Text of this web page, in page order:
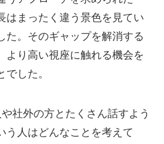
はまったく違う景色を見てい
た。そのギャップを解消する
より高い視座に触れる機会を
でした。
や社外の方とたくさん話すよう
う人はどんなことを考えて